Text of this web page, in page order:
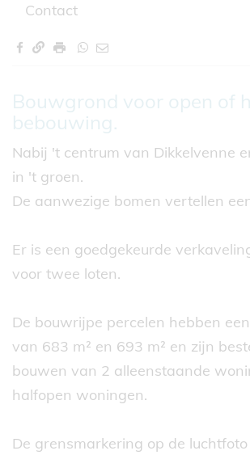
Contact
Omschrijving
Bouwgrond voor open of
bebouwing.
Nabij 't centrum van Dikkelvenne
in 't groen.
De aanwezige bomen vertellen
Er is een goedgekeurde
voor twee loten.
De bouwrijpe percelen hebben
van 683 m² en 693 m² en zijn
bouwen van 2 alleenstaande
halfopen woningen.
De grensmarkering op de